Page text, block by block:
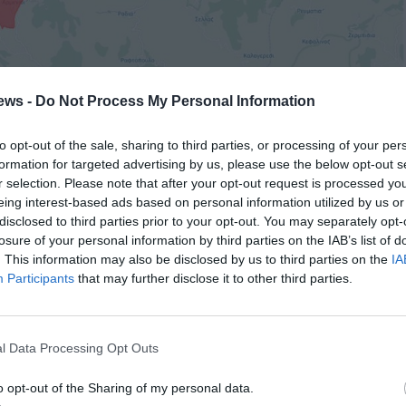
- Do Not Process My Personal Information
opt-out of the sale, sharing to third parties, or processing of your
for targeted advertising by us, please use the below opt-out
selection. Please note that after your opt-out request is processed
interest-based ads based on personal information utilized by us
to third parties prior to your opt-out. You may separately
of your personal information by third parties on the IAB’s list of
This information may also be disclosed by us to third parties on the
Participants that may further disclose it to other third parties.
Data Processing Opt Outs
opt-out of the Sharing of my personal data.
δυνητικά υψηλό κίνδυνο πλημμύρας παρέχεται,
Επιτροπή με την υποστήριξη του Ευρωπαϊκού
Ωκεανών και Αλιείας, Βιργκίνιους
και οικονομικό κόστος των πρόσφατων πλημμυρών
Δυστυχώς, αυτά τα ακραία καιρικά
Ένωση και σε ολόκληρο τον κόσμο. Άρα,
να προσαρμοστούμε σε αυτά. Για να μετριάσουμε
που αντιμετωπίζουμε, χρειαζόμαστε αξιόπιστες
λήψης αποφάσεων και τους επαγγελματίες να